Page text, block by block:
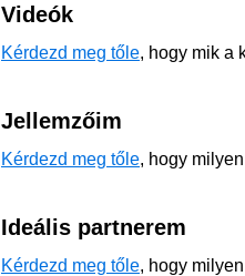
Videók
Kérdezd meg tőle, hogy mik a
Jellemzőim
Kérdezd meg tőle, hogy
Ideális partnerem
Kérdezd meg tőle, hogy